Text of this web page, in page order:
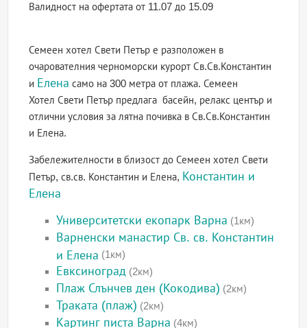
Валидност на офертатаот 11.07 до 15.09
Семеен хотел Свети Петър е разположен в
очарователния черноморски курорт Св.Св.Константин
и Елена само на 300 метра от плажа. Семеен
Хотел Свети Петър предлага басейн, релакс център и
отлични условия за лятна почивка в Св.Св.Константин
и Елена.
Забележителности в близост до Семеен хотел Свети
Петър, св.св. Константин и Елена, Константин и
Елена
Университетски екопарк Варна (1км)
Варненски манастир Св. св. Константин
и Елена (1км)
Евксиноград (2км)
Плаж Слънчев ден (Кокодива) (2км)
Траката (плаж) (2км)
Картинг писта Варна (4км)